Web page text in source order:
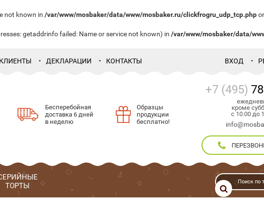
not known in /var/www/mosbaker/data/www/mosbaker.ru/clickfrogru_udp_tcp.php
getaddrinfo failed: Name or service not known) in /var/www/mosbaker/data/
КЛИЕНТЫ ДЕКЛАРАЦИИ КОНТАКТЫ ВХОД
+7 (495)
кроме
с 10.00 до
Бесперебойная
доставка 6 дней
в неделю
Образцы
продукции
бесплатно!
ТОРТЫ